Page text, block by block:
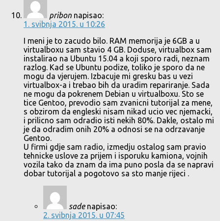
pribon napisao:
1. svibnja 2015. u 10:26
I meni je to zacudo bilo. RAM memorija je 6GB a u
virtualboxu sam stavio 4 GB. Doduse, virtualbox sam
instalirao na Ubuntu 15.04 a koji sporo radi, neznam
razlog. Kad se Ubuntu podize, toliko je sporo da ne
mogu da vjerujem. Izbacuje mi gresku bas u vezi
virtualbox-a i trebao bih da uradim repariranje. Sada
ne mogu da pokrenem Debian u virtualboxu. Sto se
tice Gentoo, prevodio sam zvanicni tutorijal za mene,
s obzirom da engleski nisam nikad ucio vec njemacki,
i prilicno sam odradio isti nekih 80%. Dakle, ostalo mi
je da odradim onih 20% a odnosi se na odrzavanje
Gentoo.
U firmi gdje sam radio, izmedju ostalog sam pravio
tehnicke uslove za prijem i isporuku kamiona, vojnih
vozila tako da znam da ima puno posla da se napravi
dobar tutorijal a pogotovo sa sto manje rijeci .
sade napisao:
2. svibnja 2015. u 07:45